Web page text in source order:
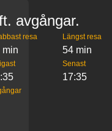
avgångar.
resa
min
Längst resa
54 min
Senast
17:35